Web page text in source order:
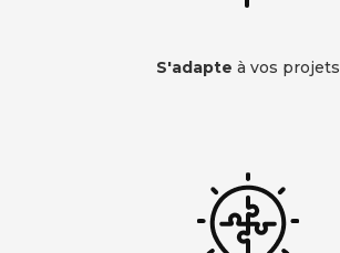
S'adapte à vos projets